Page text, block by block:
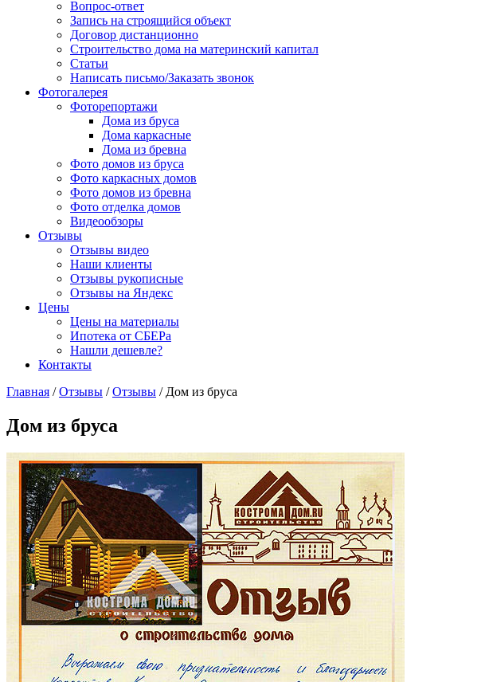
Вопрос-ответ
Запись на строящийся объект
Договор дистанционно
Строительство дома на материнский капитал
Статьи
Написать письмо/Заказать звонок
Фотогалерея
Фоторепортажи
Дома из бруса
Дома каркасные
Дома из бревна
Фото домов из бруса
Фото каркасных домов
Фото домов из бревна
Фото отделка домов
Видеообзоры
Отзывы
Отзывы видео
Наши клиенты
Отзывы рукописные
Отзывы на Яндекс
Цены
Цены на материалы
Ипотека от СБЕРа
Нашли дешевле?
Контакты
Главная /Отзывы /Отзывы / Дом из бруса
Дом из бруса